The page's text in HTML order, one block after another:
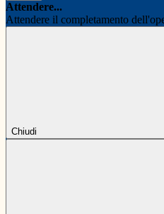
Attendere...
Attendere il completamento
Chiudi